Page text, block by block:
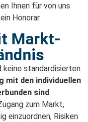
Ihnen für von uns
Honorar.
Markt-
keine standardisierten
mit den individuellen
sind.
zum Markt,
einzuordnen, Risiken